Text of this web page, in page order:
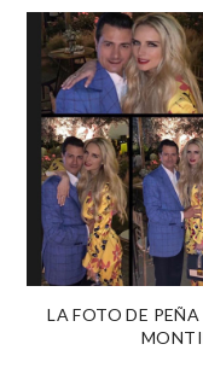
LA FOTO DE